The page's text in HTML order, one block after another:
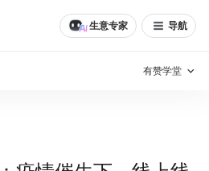
生意专家 导航
有赞学堂
增长方法